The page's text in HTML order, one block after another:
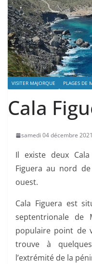
VISITER MAJORQUE PLAGES DE
Cala
samedi 04 décembre 2021
Il existe deux
Figuera au nord
ouest.
Cala Figuera est
septentrionale de
populaire point de
trouve à
l’extrémité de la